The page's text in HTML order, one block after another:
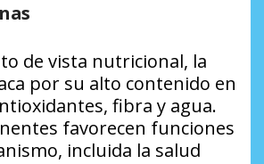
de vista nutricional, la
por su alto contenido en
fibra y agua.
favorecen funciones
incluida la salud